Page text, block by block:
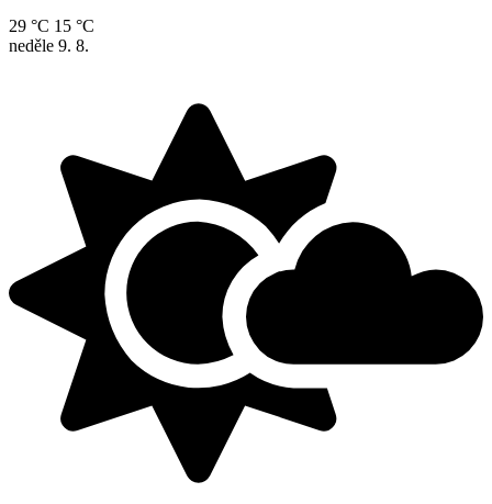
29 °C 15 °C
neděle 9. 8.